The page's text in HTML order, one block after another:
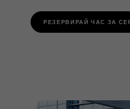
РЕЗЕРВИРАЙ ЧАС ЗА